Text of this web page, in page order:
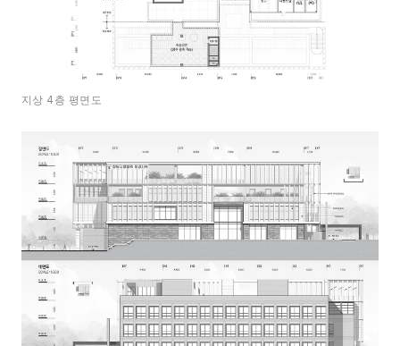
지상 4층 평면도